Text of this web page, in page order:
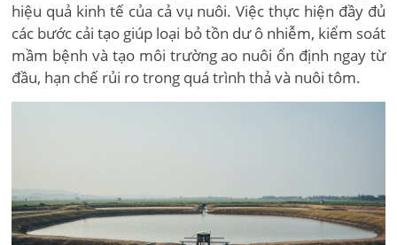
hiệu quả kinh tế của cả vụ nuôi. Việc thực hiện đầy đủ
các bước cải tạo giúp loại bỏ tồn dư ô nhiễm, kiểm soát
mầm bệnh và tạo môi trường ao nuôi ổn định ngay từ
đầu, hạn chế rủi ro trong quá trình thả và nuôi tôm.